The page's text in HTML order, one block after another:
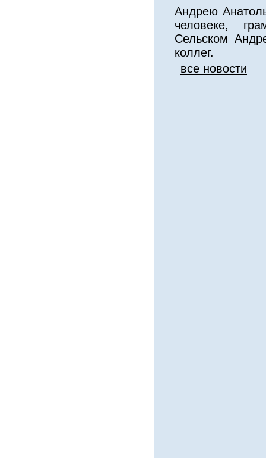
Андрею
человеке,
Сельском
коллег.
все новости